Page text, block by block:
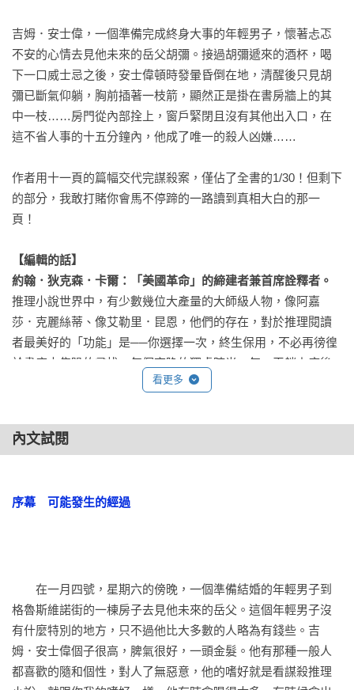
吉姆．安士偉，一個準備完成終身大事的年輕男子，懷著忐忑
不安的心情去見他未來的岳父胡彌。接過胡彌遞來的酒杯，喝
下一口威士忌之後，安士偉頓時發暈昏倒在地，清醒後只見胡
彌已斷氣仰躺，胸前插著一枝箭，顯然正是掛在書房牆上的其
中一枝……房門從內部拴上，窗戶緊閉且沒有其他出入口，在
這不省人事的十五分鐘內，他成了唯一的殺人凶嫌……
作者用十一頁的篇幅交代完謀殺案，僅佔了全書的1/30！但剩下
的部分，我敢打賭你會馬不停蹄的一路讀到真相大白的那一
頁！
【編輯的話】
約翰．狄克森．卡爾：「美國革命」的締建者兼首席詮釋者。
推理小說世界中，有少數幾位大產量的大師級人物，像阿嘉
莎．克麗絲蒂、像艾勒里．昆恩，他們的存在，對於推理閱讀
者最美好的「功能」是──你選擇一次，終生保用，不必再徬徨
於書店中焦躁的尋找，每個夜晚的獨處時光、每一天躺上床後
的半個鐘頭，你會顯得悠閒而且幸福，你永遠有書在手可讀。
但卡爾有其最獨特有趣的地方。那就是其他大產量的大師，要
支撐如此為數眾多而且動輒跨越幾十年的書寫時間，他們總是
就是推理小說中最迷人的「密室殺人」詭計－－被害者為何孤
【書系緣起】
十年前（1998），麥田出版將既有三個書系抽離，另成立臉譜
出版，其中一個書系便是M&C系列。
2008年，臉譜出版的第二個十年，沿襲並拓展M&C的意義與精
看更多
內文試閱
序幕　可能發生的經過
在一月四號，星期六的傍晚，一個準備結婚的年輕男子到
格魯斯維諾街的一棟房子去見他未來的岳父。這個年輕男子沒
有什麼特別的地方，只不過他比大多數的人略為有錢些。吉
姆．安士偉個子很高，脾氣很好，一頭金髮。他有那種一般人
都喜歡的隨和個性，對人了無惡意，他的嗜好就是看謀殺推理